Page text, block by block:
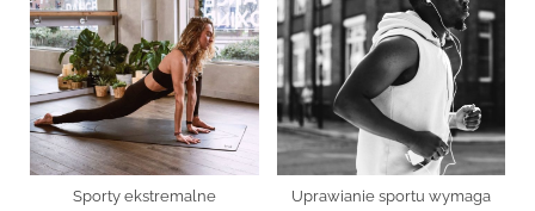
Sporty ekstremalne
Uprawianie sportu wymaga